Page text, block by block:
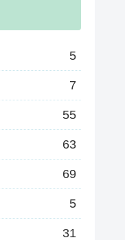
5
7
55
63
69
5
31